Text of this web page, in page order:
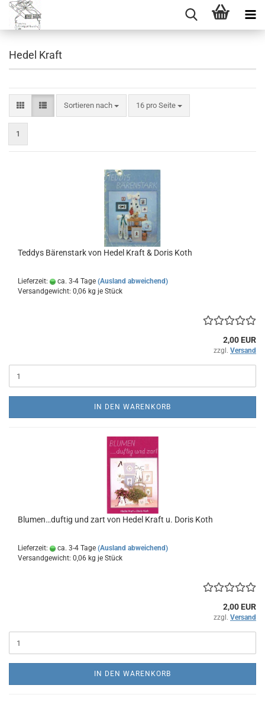
Hedel Kraft
Sortieren nach
Sortieren nach 16 pro Seite
pro Seite
1
Teddys Bärenstark von Hedel Kraft & Doris Koth
Lieferzeit: ca. 3-4 Tage (Ausland abweichend)
Versandgewicht: 0,06 kg je Stück
2,00 EUR
zzgl. Versand
IN DEN WARENKORB
Blumen…duftig und zart von Hedel Kraft u. Doris Koth
Lieferzeit: ca. 3-4 Tage (Ausland abweichend)
Versandgewicht: 0,06 kg je Stück
2,00 EUR
zzgl. Versand
IN DEN WARENKORB